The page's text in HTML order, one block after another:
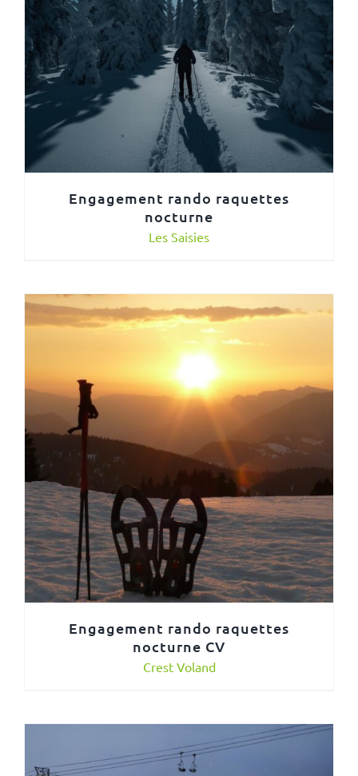
Engagement rando raquettes
nocturne
Les Saisies
Engagement rando raquettes
nocturne CV
Crest Voland